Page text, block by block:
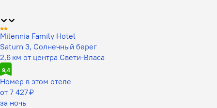
Milennia Family Hotel
Saturn 3, Солнечный берег
2,6 км от центра Свети-Власа
9,4
Номер в этом отеле
от 7 427 ₽
за ночь